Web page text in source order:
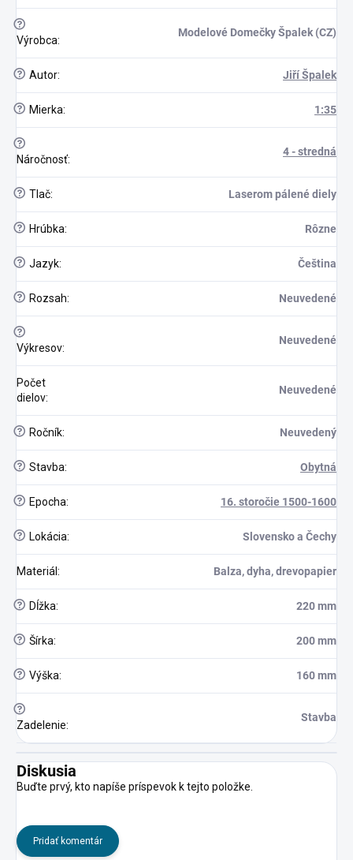
?
Výrobca:
Modelové Domečky Špalek (CZ)
? Autor: Jiří Špalek
? Mierka: 1:35
?
Náročnosť:
4 - stredná
? Tlač: Laserom pálené diely
? Hrúbka: Rôzne
? Jazyk: Čeština
? Rozsah: Neuvedené
?
Výkresov:
Neuvedené
Počet
dielov:
Neuvedené
? Ročník: Neuvedený
? Stavba: Obytná
? Epocha: 16. storočie 1500-1600
? Lokácia: Slovensko a Čechy
Materiál: Balza, dyha, drevopapier
? Dĺžka: 220 mm
? Šírka: 200 mm
? Výška: 160 mm
?
Zadelenie:
Stavba
Diskusia
Buďte prvý, kto napíše príspevok k tejto položke.
Pridať komentár